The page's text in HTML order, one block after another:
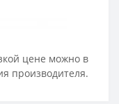
цене можно в
производителя.